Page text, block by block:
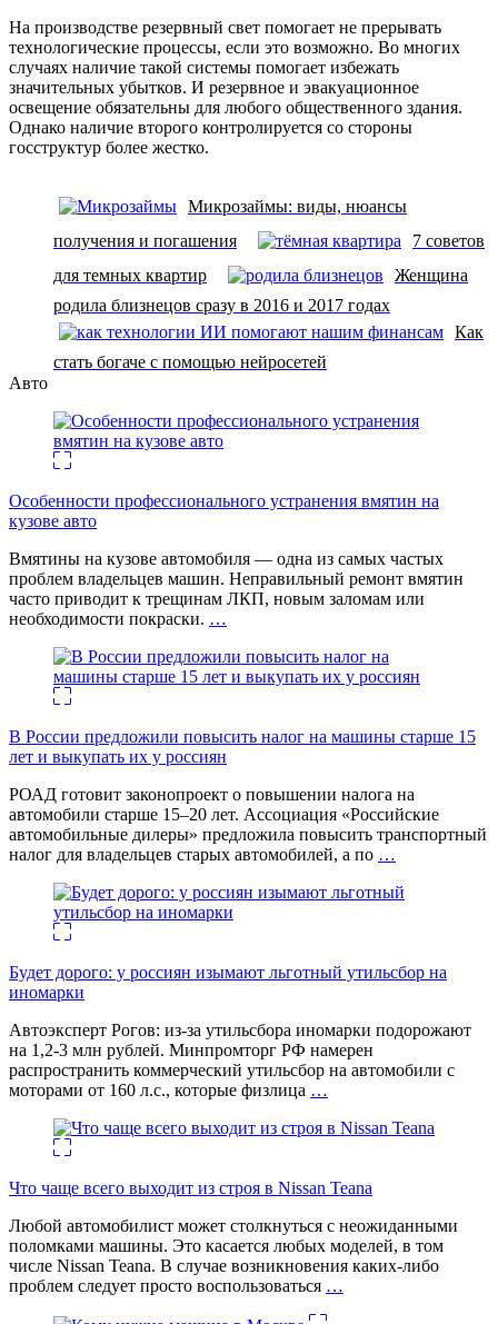
На производстве резервный свет помогает не прерывать
технологические процессы, если это возможно. Во многих
случаях наличие такой системы помогает избежать
значительных убытков. И резервное и эвакуационное
освещение обязательны для любого общественного здания.
Однако наличие второго контролируется со стороны
госструктур более жестко.
Микрозаймы: виды, нюансы
получения и погашения
7 советов
для темных квартир
Женщина
родила близнецов сразу в 2016 и 2017 годах
Как
стать богаче с помощью нейросетей
Авто
Особенности профессионального устранения вмятин на
кузове авто
Вмятины на кузове автомобиля — одна из самых частых
проблем владельцев машин. Неправильный ремонт вмятин
часто приводит к трещинам ЛКП, новым заломам или
необходимости покраски. …
В России предложили повысить налог на машины старше 15
лет и выкупать их у россиян
РОАД готовит законопроект о повышении налога на
автомобили старше 15–20 лет. Ассоциация «Российские
автомобильные дилеры» предложила повысить транспортный
налог для владельцев старых автомобилей, а по …
Будет дорого: у россиян изымают льготный утильсбор на
иномарки
Автоэксперт Рогов: из-за утильсбора иномарки подорожают
на 1,2-3 млн рублей. Минпромторг РФ намерен
распространить коммерческий утильсбор на автомобили с
моторами от 160 л.с., которые физлица …
Что чаще всего выходит из строя в Nissan Teana
Любой автомобилист может столкнуться с неожиданными
поломками машины. Это касается любых моделей, в том
числе Nissan Teana. В случае возникновения каких-либо
проблем следует просто воспользоваться …